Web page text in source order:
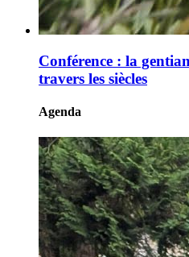
Conférence : la
travers les siècles
Agenda